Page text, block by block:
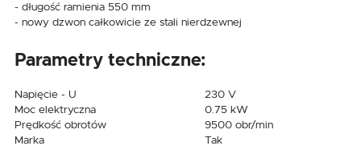
- długość ramienia 550 mm
- nowy dzwon całkowicie ze stali nierdzewnej
Parametry techniczne:
Napięcie - U
230 V
Moc elektryczna
0.75 kW
Prędkość obrotów
9500 obr/min
Marka
Tak